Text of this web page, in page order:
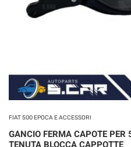
FIAT 500 EPOCA E ACCESSORI
GANCIO FERMA CAPOTE PER